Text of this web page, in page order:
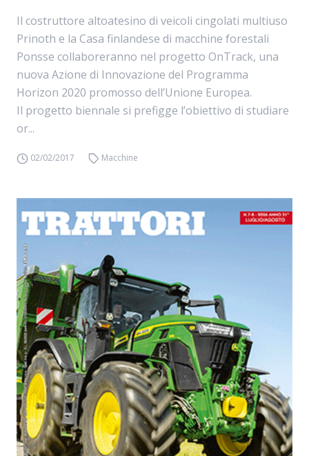
Il costruttore altoatesino di veicoli cingolati multiuso
Prinoth e la Casa finlandese di macchine forestali
Ponsse collaboreranno nel progetto OnTrack, una
nuova Azione di Innovazione del Programma
Horizon 2020 promosso dell’Unione Europea.
Il progetto biennale si prefigge l’obiettivo di studiare
or...
02/02/2017 Macchine